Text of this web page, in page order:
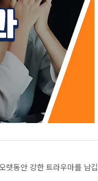
랫동안 강한 트라우마를 남깁